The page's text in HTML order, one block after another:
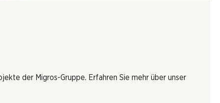
der Migros-Gruppe. Erfahren Sie mehr über unser